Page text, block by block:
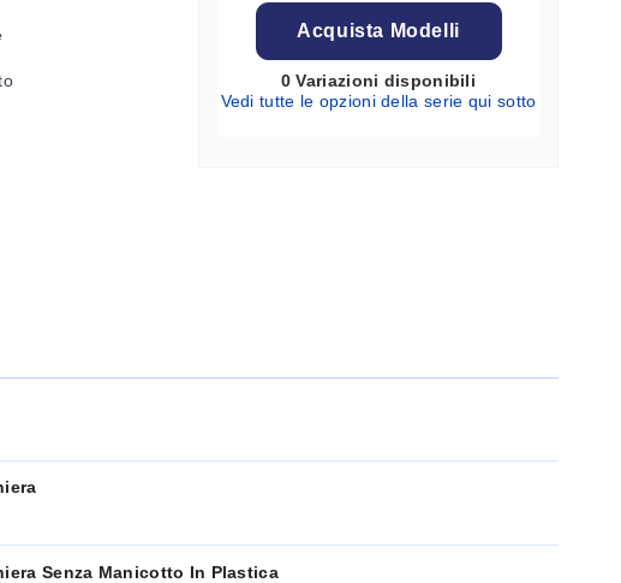
Acquista Modelli
0 Variazioni disponibili
Vedi tutte le opzioni della serie qui sotto
Senza Manicotto In Plastica